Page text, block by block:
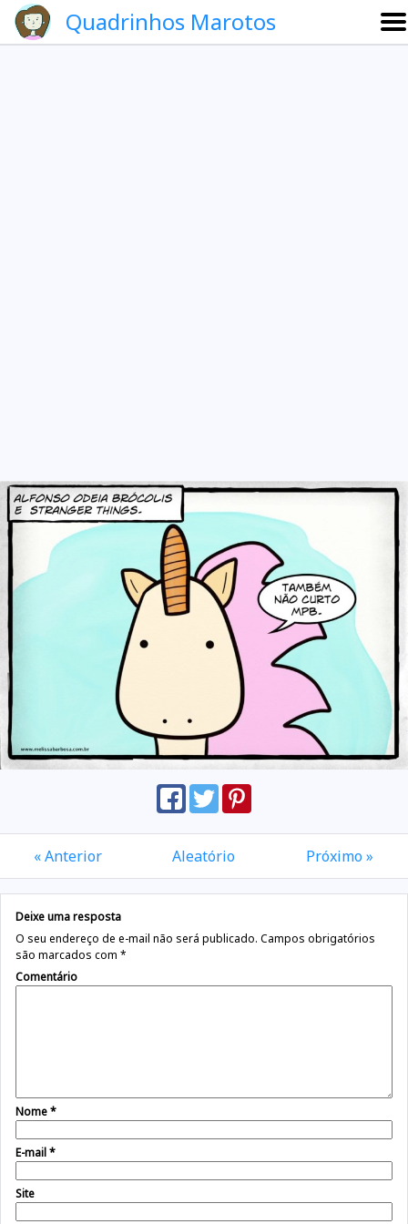
Quadrinhos Marotos
« Anterior Aleatório Próximo »
Deixe uma resposta
O seu endereço de e-mail não será publicado. Campos obrigatórios
são marcados com *
Comentário
Nome*
E-mail*
Site